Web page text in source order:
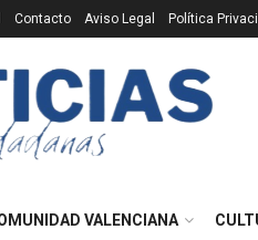
Contacto Aviso Legal Política
VALENCIANA